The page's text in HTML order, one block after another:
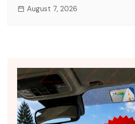
August 7, 2026